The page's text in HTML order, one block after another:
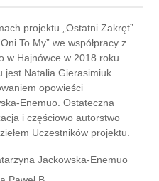
projektu „Ostatni Zakręt”
To My” we współpracy z
w Hajnówce w 2018 roku.
Natalia Gierasimiuk.
opowieści
Enemuo. Ostateczna
i częściowo autorstwo
Uczestników projektu.
Jackowska-Enemuo